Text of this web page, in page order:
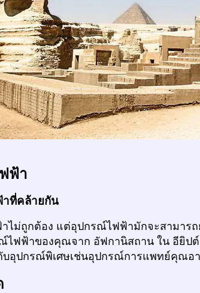
ฟ้า
าที่คล้ายกัน
ไม่ถูกต้อง แต่อุปกรณ์ไฟฟ้ามักจะสามาร
ไฟฟ้าของคุณจาก อัฟกานิสถาน ใน อียิ
บอุปกรณ์พิเศษเช่นอุปกรณ์การแพทย์คุณอ